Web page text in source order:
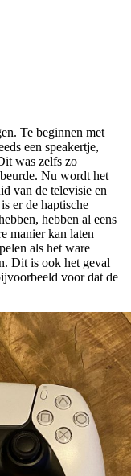
Te beginnen met
een speakertje,
was zelfs zo
Nu wordt het
van de televisie en
er de haptische
hebben al eens
manier kan laten
als het ware
Dit is ook het geval
voor dat de